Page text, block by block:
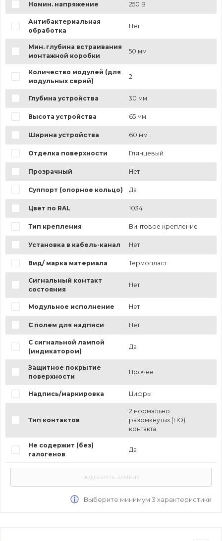
Номин. напряжение 250 В
Антибактериальная
обработка
Нет
Мин. глубина встраивания
монтажной коробки
50 мм
Количество модулей (для
модульных серий)
2
Глубина устройства 30 мм
Высота устройства 65 мм
Ширина устройства 60 мм
Отделка поверхности Глянцевый
Прозрачный Нет
Суппорт (опорное кольцо) Да
Цвет по RAL 1034
Тип крепления Винтовое крепление
Установка в кабель-канал Нет
Вид/ марка материала Термопласт
Сигнальный контакт
состояния
Нет
Модульное исполнение Нет
С полем для надписи Нет
С сигнальной лампой
(индикатором)
Да
Защитное покрытие
поверхности
Прочее
Надпись/маркировка Цифры
Тип контактов
2 нормально
разомкнутых (НО)
контакта
Не содержит (без)
галогенов
Да
Выберите минимум 3 характеристики